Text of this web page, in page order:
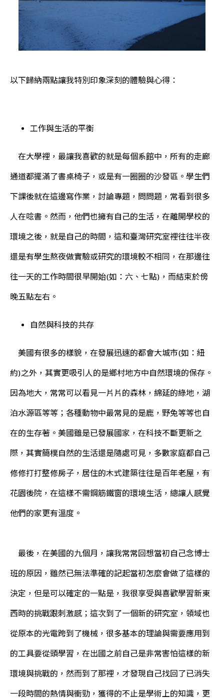
以下歸納兩點讓我特別印象深刻的體驗與心得：
工作與生活的平衡
在大學裡，最讓我喜歡的就是每個系館中，所有的走廊
通道都擺滿了書桌椅子，或是有一圈圈的沙發區。學生們
下課後就在這邊寫作業，討論專題，問問題，常看到很多
人在唸書。然而，他們也擁有自己的生活，在離開學校的
環境之後，就是自己的時間，這和臺灣研究室裡往往半夜
還是有學生熬夜做實驗或研究的環境較不相同，在那邊往
往一天的工作時間很早開始(如：六、七點)，而結束於傍
晚五點左右。
自然與科技的共存
美國有很多的樣貌，在發展迅速的都會大城市(如：紐
約)之外，其實更吸引人的是鄉村地方中自然環境的保存。
因為地大，常常可以看見一片片的森林，綿延的綠地，湖
泊水源區等等；各種動物中最常見的是鹿，野兔等等也自
在的生存著。美國雖是已發展國家，在科技不斷更新之
際，其實簡樸自然的生活還是隨處可見，多數家庭都自己
修修打打整修房子，居住的木式建築往往是百年老屋，有
花園後院，在這樣不需鋼筋鐵窗的環境生活，總讓人感覺
他們的家更有溫度。
最後，在美國的九個月，讓我常常回想當初自己念博士
班的原因，雖然已無法準確的記起當初怎麼會做了這樣的
決定，但是可以確定的一點是，我很享受與喜歡學習新東
西時的挑戰跟刺激感；這次到了一個新的研究室，領域也
從原本的光電跨到了機械，很多基本的理論與需要應用到
的工具要從頭學習，在出國之前自己是非常害怕這樣的新
環境與挑戰的，然而到了那裡，才發現自己找回了已消失
一段時間的熱情與衝勁，獲得的不止是學術上的知識，更